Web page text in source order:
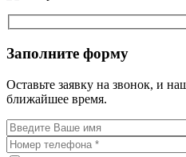
Заполните форму
Оставьте заявку на звонок, и
ближайшее время.